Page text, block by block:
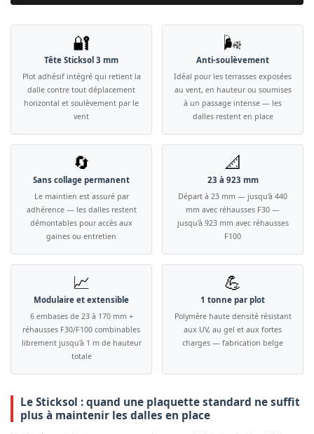
🔐
Tête Sticksol 3 mm
Plot adhésif intégré qui retient la
dalle contre tout déplacement
horizontal et soulèvement par le
vent
🌬️
Anti-soulèvement
Idéal pour les terrasses exposées
au vent, en hauteur ou soumises
à un passage intense — les
dalles restent en place
🔄
Sans collage permanent
Le maintien est assuré par
adhérence — les dalles restent
démontables pour accès aux
gaines ou entretien
📐
23 à 923 mm
Départ à 23 mm — jusqu'à 440
mm avec réhausses F30 —
jusqu'à 923 mm avec réhausses
F100
📈
Modulaire et extensible
6 embases de 23 à 170 mm +
réhausses F30/F100 combinables
librement jusqu'à 1 m de hauteur
totale
💪
1 tonne par plot
Polymère haute densité résistant
aux UV, au gel et aux fortes
charges — fabrication belge
Le Sticksol : quand une plaquette standard ne suffit
plus à maintenir les dalles en place